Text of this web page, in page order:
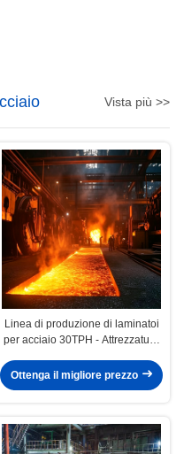
Vista più >>
Linea di produzione di laminatoi
per acciaio 30TPH - Attrezzatura
Ottenga il migliore prezzo